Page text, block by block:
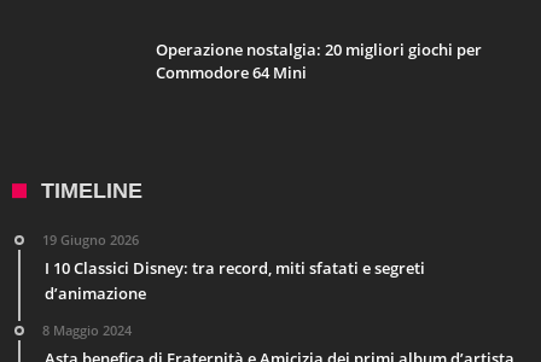
Operazione nostalgia: 20 migliori giochi per
Commodore 64 Mini
TIMELINE
19 Giugno 2026
I 10 Classici Disney: tra record, miti sfatati e segreti
d’animazione
8 Maggio 2024